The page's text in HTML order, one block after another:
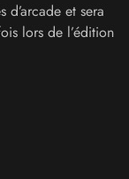
d’arcade et sera
lors de l’édition